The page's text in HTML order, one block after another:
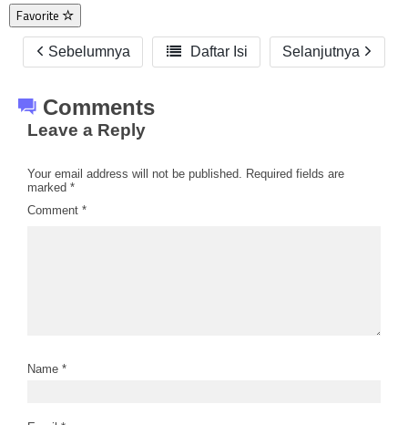
Favorite
Sebelumnya  Daftar Isi Selanjutnya
Comments
Leave a Reply
Your email address will not be published. Required fields are
marked *
Comment *
Name *